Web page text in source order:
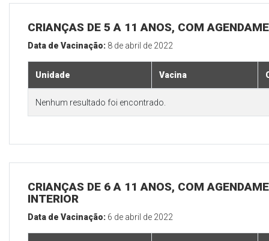
CRIANÇAS DE 5 A 11 ANOS, COM
Data de Vacinação: 8 de abril de 2022
Unidade Vacina
Nenhum resultado foi encontrado.
CRIANÇAS DE 6 A 11 ANOS, COM
INTERIOR
Data de Vacinação: 6 de abril de 2022